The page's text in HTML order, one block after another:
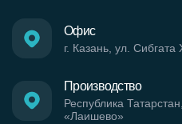
Производство
Республика
«Лаишево»
Офис
г. Казань, ул.